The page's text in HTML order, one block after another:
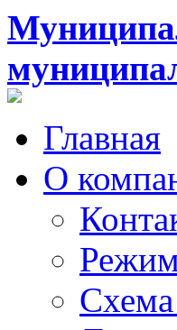
Главная
О
Схема